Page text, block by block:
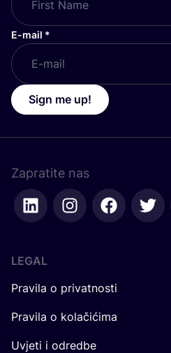
E-mail *
Sign me up!
Zapratite nas
LEGAL
Pravila o privatnosti
Pravila o kolačićima
Uvjeti i odredbe